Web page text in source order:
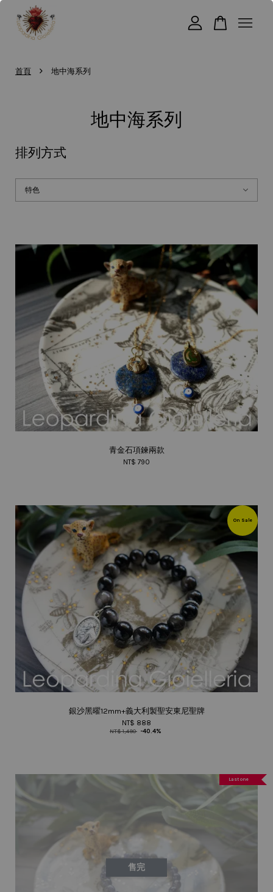
首頁 › 地中海系列
地中海系列
排列方式
青金石項鍊兩款
NT$ 790
On Sale
銀沙黑曜12mm+義大利製聖安東尼聖牌
NT$ 888
NT$ 1,490 -40.4%
售完
Last one
您的購物車目前還是空的。